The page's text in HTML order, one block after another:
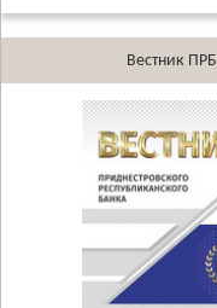
Вестник ПРБ